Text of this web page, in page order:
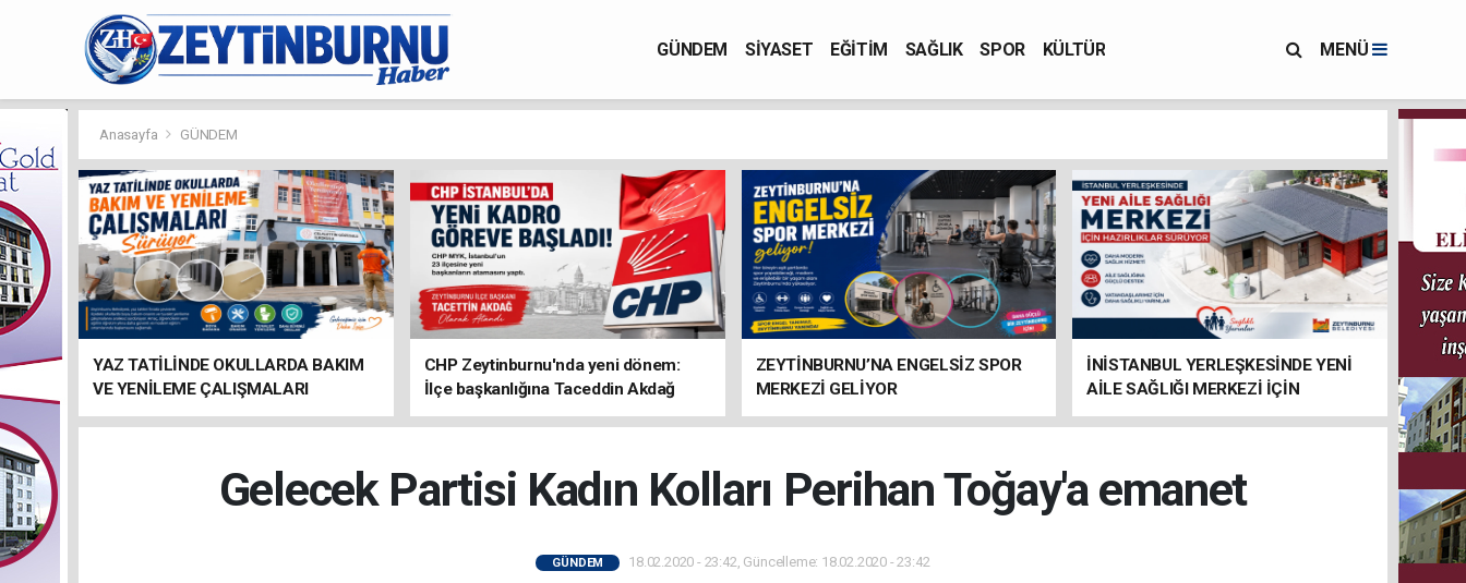
GÜNDEM SİYASET EĞİTİM SAĞLIK SPOR KÜLTÜR MENÜ
Anasayfa GÜNDEM
YAZ TATİLİNDE OKULLARDA BAKIM
VE YENİLEME ÇALIŞMALARI
SÜRÜYOR
CHP Zeytinburnu'nda yeni dönem:
İlçe başkanlığına Taceddin Akdağ
atandı
ZEYTİNBURNU’NA ENGELSİZ SPOR
MERKEZİ GELİYOR
İNİSTANBUL YERLEŞKESİNDE YENİ
AİLE SAĞLIĞI MERKEZİ İÇİN
HAZIRLIKLAR SÜRÜYOR
Gelecek Partisi Kadın Kolları Perihan Toğay'a emanet
GÜNDEM 18.02.2020 - 23:42, Güncelleme: 18.02.2020 - 23:42